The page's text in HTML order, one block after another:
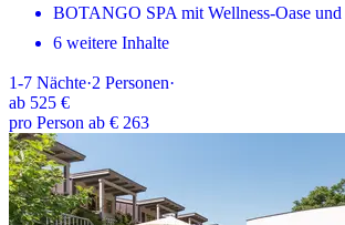
BOTANGO SPA mit Wellness-Oase und
6 weitere Inhalte
1-7 Nächte·2 Personen·
ab 525 €
pro Person ab € 263